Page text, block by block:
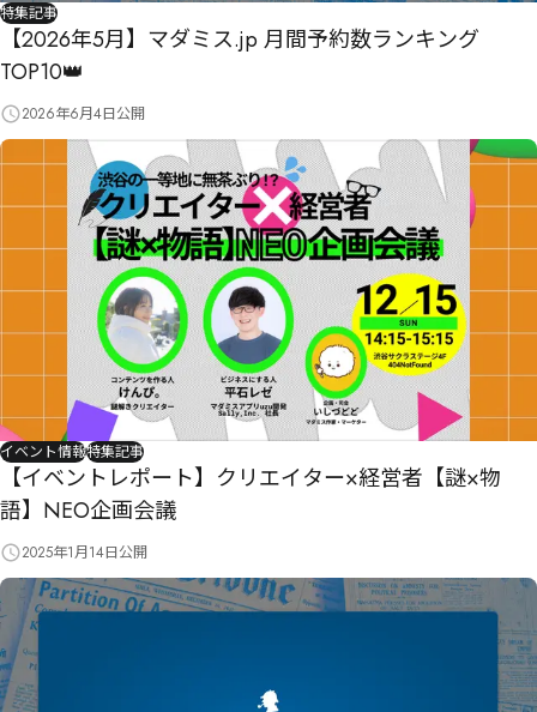
特集記事
【2026年5月】マダミス.jp 月間予約数ランキング
TOP10👑
2026年6月4日公開
イベント情報特集記事
【イベントレポート】クリエイター×経営者【謎×物
語】NEO企画会議
2025年1月14日公開